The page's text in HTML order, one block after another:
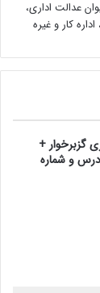
عدالت اداری،
کار و غیره
گزبرخوار +
و شماره